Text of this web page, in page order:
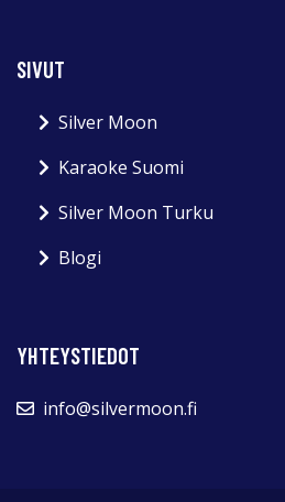
SIVUT
Silver Moon
Karaoke Suomi
Silver Moon Turku
Blogi
YHTEYSTIEDOT
info@silvermoon.fi